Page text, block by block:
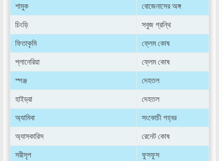
শামুক
বোজেনাসের অঙ্গ
চিংড়ি
সবুজ গ্রন্থি
ফিতাকৃমি
ফ্লেম কোষ
প্লানেরিয়া
ফ্লেম কোষ
স্পঞ্জ
দেহতল
হাইড্রা
দেহতল
অ্যামিবা
সংকোচী গহ্বর
অ্যাসকারিস
রেনেট কোষ
সরীসৃপ
ফুসফুস